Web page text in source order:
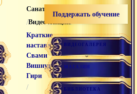
Санатана Дхармы
/Видео лекции/
Краткие
наставления
Свами
Вишнудевананда
Гири
/
Поддержать обучение
ВИДЕОГАЛЕРЕЯ
МАГАЗИН
БИБЛИОТЕКА